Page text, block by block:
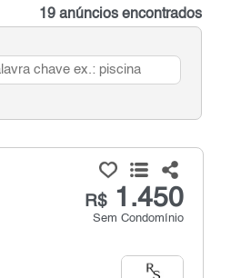
19 anúncios encontrados
R$1.450
Sem Condomínio